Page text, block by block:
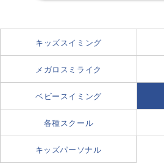
キッズスイミング
メガロスミライク
ベビースイミング
各種スクール
キッズパーソナル